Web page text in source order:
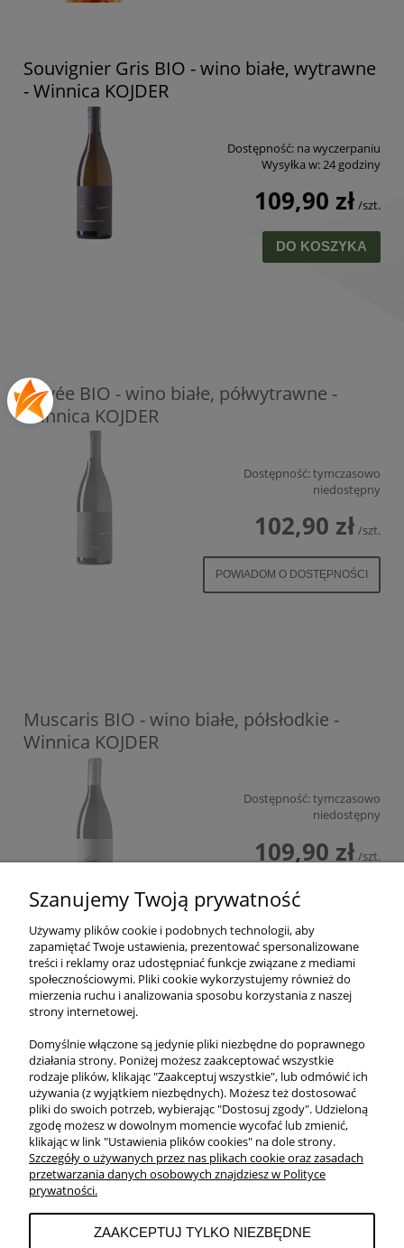
Souvignier Gris BIO - wino białe, wytrawne
- Winnica KOJDER
Dostępność: na wyczerpaniu
Wysyłka w: 24 godziny
109,90 zł/szt.
DO KOSZYKA
Cuvée BIO - wino białe, półwytrawne -
Winnica KOJDER
Dostępność:tymczasowo
niedostępny
102,90 zł/szt.
POWIADOM O DOSTĘPNOŚCI
Muscaris BIO - wino białe, półsłodkie -
Winnica KOJDER
Dostępność:tymczasowo
niedostępny
109,90 zł/szt.
POWIADOM O DOSTĘPNOŚCI
O NAS
OBSŁUGA KLIENTA
POMOC
MOJE KONTO
Szanujemy Twoją prywatność
Używamy plików cookie i podobnych technologii, aby
zapamiętać Twoje ustawienia, prezentować spersonalizowane
treści i reklamy oraz udostępniać funkcje związane z mediami
społecznościowymi. Pliki cookie wykorzystujemy również do
mierzenia ruchu i analizowania sposobu korzystania z naszej
strony internetowej.
Domyślnie włączone są jedynie pliki niezbędne do poprawnego
działania strony. Poniżej możesz zaakceptować wszystkie
rodzaje plików, klikając "Zaakceptuj wszystkie", lub odmówić ich
używania (z wyjątkiem niezbędnych). Możesz też dostosować
pliki do swoich potrzeb, wybierając "Dostosuj zgody". Udzieloną
zgodę możesz w dowolnym momencie wycofać lub zmienić,
klikając w link "Ustawienia plików cookies" na dole strony.
Szczegóły o używanych przez nas plikach cookie oraz zasadach
przetwarzania danych osobowych znajdziesz w Polityce
prywatności.
ZAAKCEPTUJ TYLKO NIEZBĘDNE